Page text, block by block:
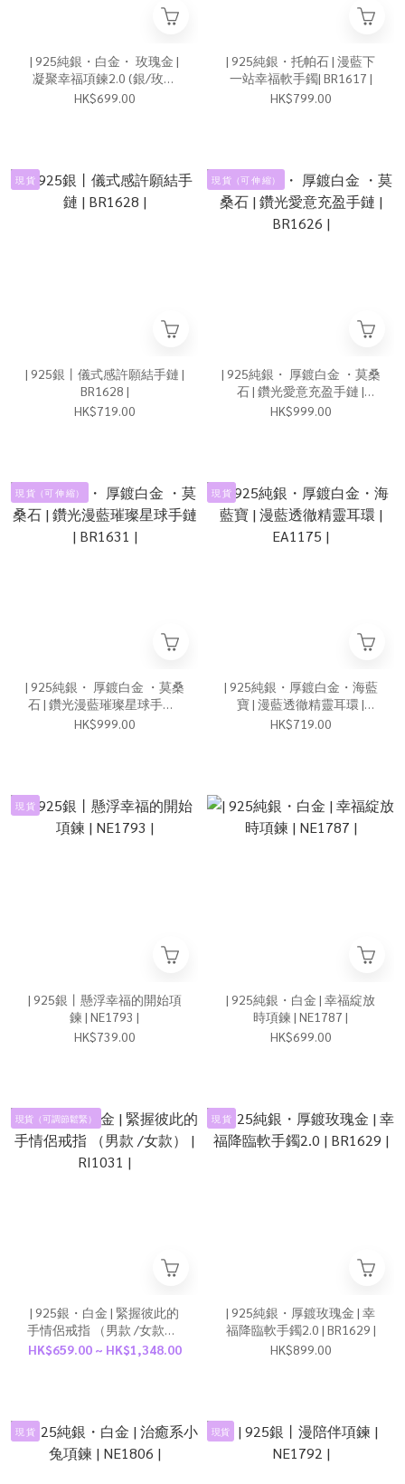
| 925純銀・白金・ 玫瑰金 |
凝聚幸福項鍊2.0 (銀/玫瑰
金) | NE0922 |
HK$699.00
| 925純銀・托帕石 | 漫藍下
一站幸福軟手鐲| BR1617 |
HK$799.00
現 貨
| 925銀丨儀式感許願結手鏈 |
BR1628 |
HK$719.00
現 貨（可 伸 縮）
| 925純銀・ 厚鍍白金 ・莫桑
石 | 鑽光愛意充盈手鏈 |
BR1626 |
HK$999.00
現 貨（可 伸 縮）
| 925純銀・ 厚鍍白金 ・莫桑
石 | 鑽光漫藍璀璨星球手鏈 |
BR1631 |
HK$999.00
現 貨
| 925純銀・厚鍍白金・海藍
寶 | 漫藍透徹精靈耳環 |
EA1175 |
HK$719.00
現 貨
| 925銀丨懸浮幸福的開始項
鍊 | NE1793 |
HK$739.00
| 925純銀・白金 | 幸福綻放
時項鍊 | NE1787 |
HK$699.00
現貨（可調節鬆緊）
| 925銀・白金 | 緊握彼此的
手情侶戒指 （男款 /女款） |
RI1031 |
HK$659.00 ~ HK$1,348.00
現 貨
| 925純銀・厚鍍玫瑰金 | 幸
福降臨軟手鐲2.0 | BR1629 |
HK$899.00
現 貨 現貨